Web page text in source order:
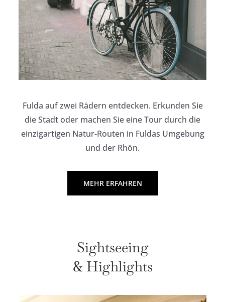
Fulda auf zwei Rädern entdecken. Erkunden Sie
die Stadt oder machen Sie eine Tour durch die
einzigartigen Natur-Routen in Fuldas Umgebung
und der Rhön.
MEHR ERFAHREN
Sightseeing
& Highlights